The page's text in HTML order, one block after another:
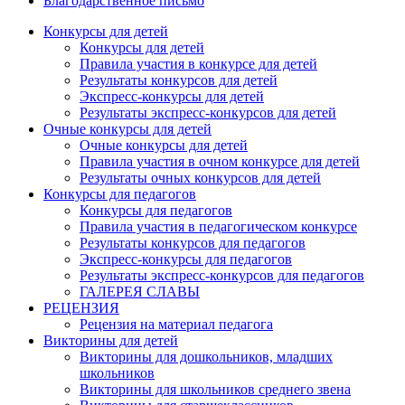
Конкурсы для детей
Конкурсы для детей
Правила участия в конкурсе для детей
Результаты конкурсов для детей
Экспресс-конкурсы для детей
Результаты экспресс-конкурсов для детей
Очные конкурсы для детей
Очные конкурсы для детей
Правила участия в очном конкурсе для детей
Результаты очных конкурсов для детей
Конкурсы для педагогов
Конкурсы для педагогов
Правила участия в педагогическом конкурсе
Результаты конкурсов для педагогов
Экспресс-конкурсы для педагогов
Результаты экспресс-конкурсов для педагогов
ГАЛЕРЕЯ СЛАВЫ
РЕЦЕНЗИЯ
Рецензия на материал педагога
Викторины для детей
Викторины для дошкольников, младших
школьников
Викторины для школьников среднего звена
Анонсы конкурсов
Подпишитесь на анонсы сегодня и узнавайте
первыми о самом важном.